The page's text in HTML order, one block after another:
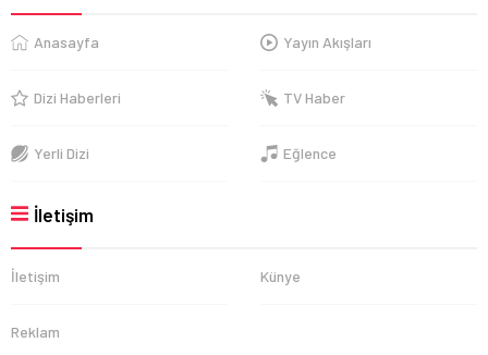
Anasayfa Yayın Akışları
Dizi Haberleri TV Haber
Yerli Dizi Eğlence
İletişim
İletişim Künye
Reklam